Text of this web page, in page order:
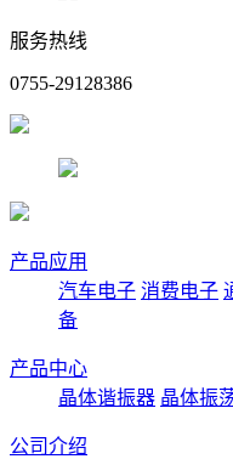
服务热线
0755-29128386
产品应用
汽车电子 消费电子
备
产品中心
晶体谐振器 晶体振
公司介绍